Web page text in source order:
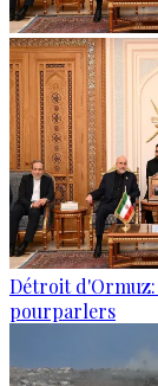
Détroit
pourparlers